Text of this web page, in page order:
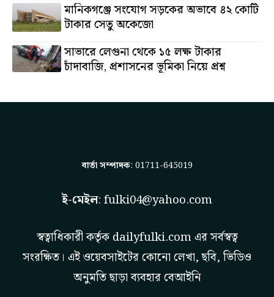
মানিকগঞ্জে সংযোগ সড়কের অভাবে ৪২ কোটি
টাকার সেতু অকেজো
সাভারে লেগুনা থেকে ১৫ লক্ষ টাকার
চাঁদাবাজি, প্রশাসনের ভূমিকা নিয়ে প্রশ্ন
বার্তা সম্পাদক: 01711-645019
ই-মেইল: fulki04@yahoo.com
স্বত্বাধিকারী কর্তৃক dailyfulki.comএর সর্বস্বত্ব
সংরক্ষিত। এই ওয়েবসাইটের কোনো লেখা, ছবি, ভিডিও
অনুমতি ছাড়া ব্যবহার বেআইনি